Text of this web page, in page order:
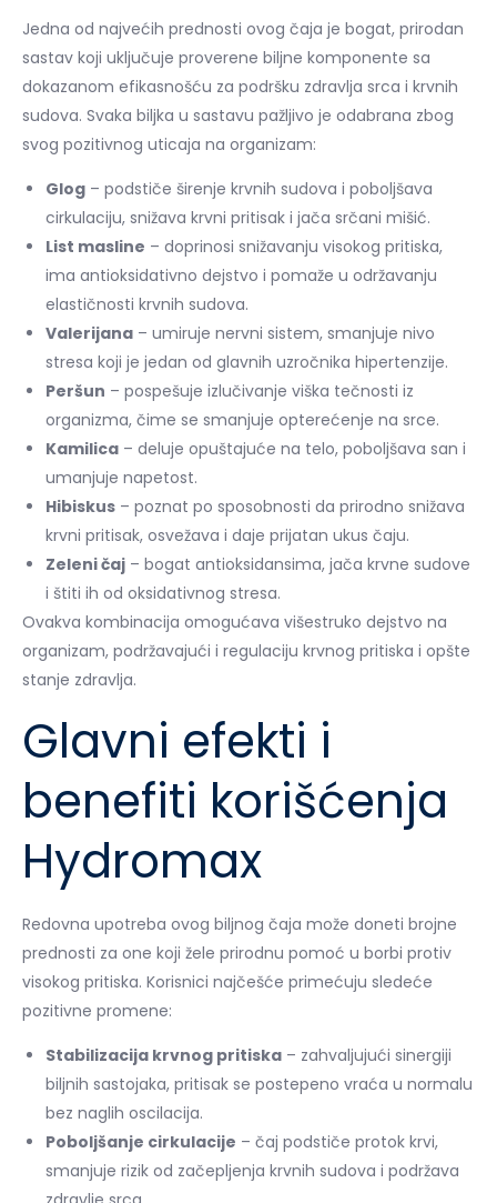
Jedna od najvećih prednosti ovog čaja je bogat, prirodan
sastav koji uključuje proverene biljne komponente sa
dokazanom efikasnošću za podršku zdravlja srca i krvnih
sudova. Svaka biljka u sastavu pažljivo je odabrana zbog
svog pozitivnog uticaja na organizam:
Glog – podstiče širenje krvnih sudova i poboljšava
cirkulaciju, snižava krvni pritisak i jača srčani mišić.
List masline – doprinosi snižavanju visokog pritiska,
ima antioksidativno dejstvo i pomaže u održavanju
elastičnosti krvnih sudova.
Valerijana – umiruje nervni sistem, smanjuje nivo
stresa koji je jedan od glavnih uzročnika hipertenzije.
Peršun – pospešuje izlučivanje viška tečnosti iz
organizma, čime se smanjuje opterećenje na srce.
Kamilica – deluje opuštajuće na telo, poboljšava san i
umanjuje napetost.
Hibiskus – poznat po sposobnosti da prirodno snižava
krvni pritisak, osvežava i daje prijatan ukus čaju.
Zeleni čaj – bogat antioksidansima, jača krvne sudove
i štiti ih od oksidativnog stresa.
Ovakva kombinacija omogućava višestruko dejstvo na
organizam, podržavajući i regulaciju krvnog pritiska i opšte
stanje zdravlja.
Glavni efekti i
benefiti korišćenja
Hydromax
Redovna upotreba ovog biljnog čaja može doneti brojne
prednosti za one koji žele prirodnu pomoć u borbi protiv
visokog pritiska. Korisnici najčešće primećuju sledeće
pozitivne promene:
Stabilizacija krvnog pritiska – zahvaljujući sinergiji
biljnih sastojaka, pritisak se postepeno vraća u normalu
bez naglih oscilacija.
Poboljšanje cirkulacije – čaj podstiče protok krvi,
smanjuje rizik od začepljenja krvnih sudova i podržava